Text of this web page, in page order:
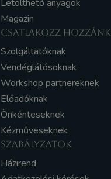
Letölthető anyagok
Magazin
CSATLAKOZZ HOZZÁNK
Szolgáltatóknak
Vendéglátósoknak
Workshop partnereknek
Előadóknak
Önkénteseknek
Kézműveseknek
SZABÁLYZATOK
Házirend